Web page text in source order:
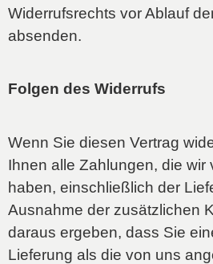
Widerrufsrechts vor Ablauf
absenden.
Folgen des Widerrufs
Wenn Sie diesen Vertrag
Ihnen alle Zahlungen, die wir
haben, einschließlich der
Ausnahme der zusätzlichen
daraus ergeben, dass Sie
Lieferung als die von uns